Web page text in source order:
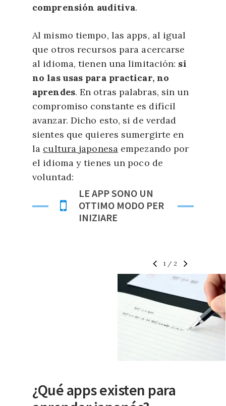
comprensión auditiva.
Al mismo tiempo, las apps, al igual
que otros recursos para acercarse
al idioma, tienen una limitación: si
no las usas para practicar, no
aprendes. En otras palabras, sin un
compromiso constante es difícil
avanzar. Dicho esto, si de verdad
sientes que quieres sumergirte en
la cultura japonesaempezando por
el idioma y tienes un poco de
voluntad:
LE APP SONO UN
OTTIMO MODO PER
INIZIARE
1 / 2
¿Qué apps existen para